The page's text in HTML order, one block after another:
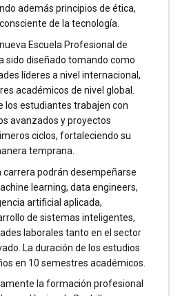
además principios de ética,
de la tecnología.
Escuela Profesional de
sido diseñado tomando como
líderes a nivel internacional,
académicos de nivel global.
los estudiantes trabajen con
avanzados y proyectos
ciclos, fortaleciendo su
temprana.
carrera podrán desempeñarse
learning, data engineers,
artificial aplicada,
de sistemas inteligentes,
laborales tanto en el sector
La duración de los estudios
en 10 semestres académicos.
la formación profesional